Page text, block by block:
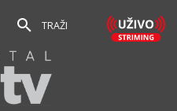
TRAŽI